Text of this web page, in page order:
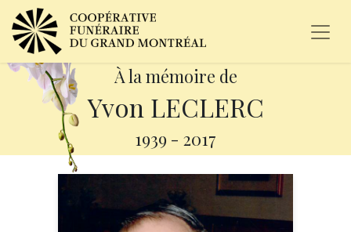
À la mémoire de
Yvon LECLERC
1939 - 2017